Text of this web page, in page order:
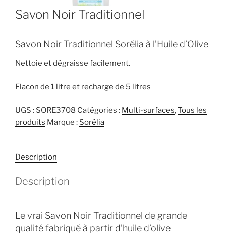
Savon Noir Traditionnel
Savon Noir Traditionnel Sorélia à l’Huile d’Olive
Nettoie et dégraisse facilement.
Flacon de 1 litre et recharge de 5 litres
UGS : SORE3708 Catégories : Multi-surfaces,Tous les
produits Marque : Sorélia
Description
Description
Le vrai Savon Noir Traditionnel de grande
qualité fabriqué à partir d’huile d’olive